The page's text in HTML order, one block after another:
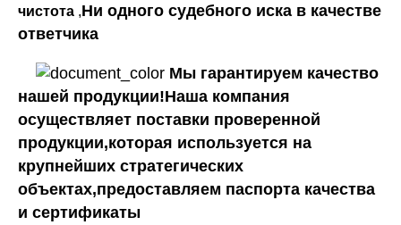
чистота ,Ни одного судебного иска в качестве
ответчика
Мы гарантируем качество
нашей продукции!Наша компания
осуществляет поставки проверенной
продукции,которая используется на
крупнейших стратегических
объектах,предоставляем паспорта качества
и сертификаты